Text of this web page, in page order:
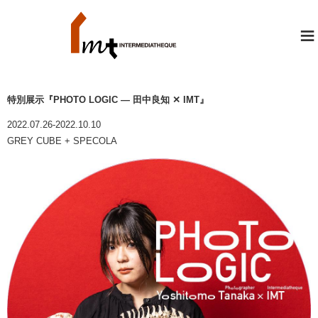
≡
特別展示『PHOTO LOGIC ― 田中良知 ✕ IMT』
2022.07.26-2022.10.10
GREY CUBE + SPECOLA